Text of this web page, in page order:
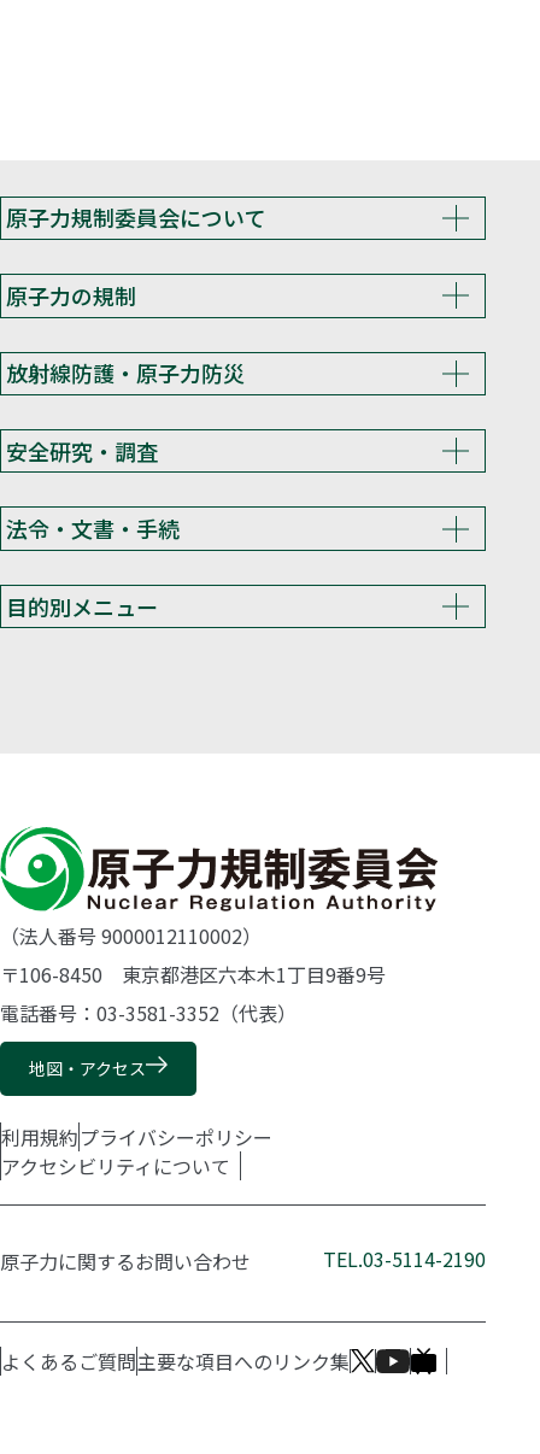
原子力規制委員会について
原子力の規制
放射線防護・原子力防災
安全研究・調査
法令・文書・手続
目的別メニュー
（法人番号 9000012110002）
〒106-8450 東京都港区六本木1丁目9番9号
電話番号：03-3581-3352（代表）
地図・アクセス
利用規約プライバシーポリシー
アクセシビリティについて
原子力に関するお問い合わせ TEL.03-5114-2190
よくあるご質問主要な項目へのリンク集